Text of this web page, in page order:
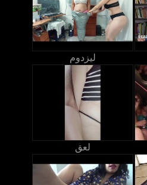
ليزدوم
لعق